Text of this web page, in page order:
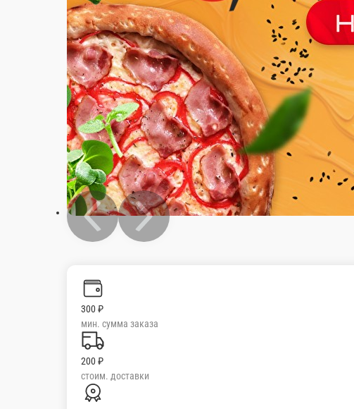
300 ₽
мин. сумма заказа
200 ₽
стоим. доставки